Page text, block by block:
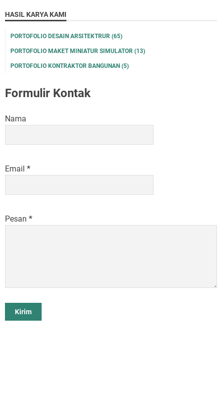
HASIL KARYA KAMI
PORTOFOLIO DESAIN ARSITEKTRUR (65)
PORTOFOLIO MAKET MINIATUR SIMULATOR (13)
PORTOFOLIO KONTRAKTOR BANGUNAN (5)
Formulir Kontak
Nama
Email *
Pesan *